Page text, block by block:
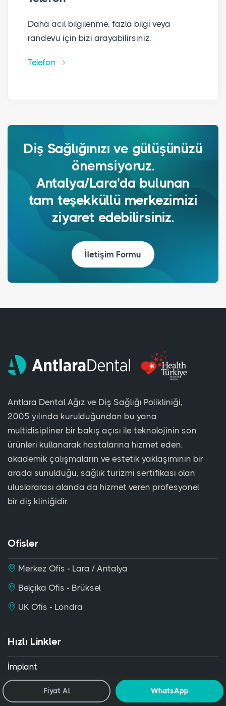
Fiyat Al WhatsApp
Daha acil bilgilenme, fazla bilgi veya
randevu için bizi arayabilirsiniz.
Telefon
Diş Sağlığınızı ve gülüşünüzü
önemsiyoruz.
Antalya/Lara'da bulunan
tam teşekküllü merkezimizi
ziyaret edebilirsiniz.
İletişim Formu
Antlara Dental Ağız ve Diş Sağlığı Polikliniği,
2005 yılında kurulduğundan bu yana
multidisipliner bir bakış açısı ile teknolojinin son
ürünleri kullanarak hastalarına hizmet eden,
akademik çalışmaların ve estetik yaklaşımının bir
arada sunulduğu, sağlık turizmi sertifikası olan
uluslararası alanda da hizmet veren profesyonel
bir diş kliniğidir.
Ofisler
Merkez Ofis - Lara / Antalya
Belçika Ofis - Brüksel
UK Ofis - Londra
Hızlı Linkler
İmplant
Telsiz Ortodonti - Invisalign
All on 4